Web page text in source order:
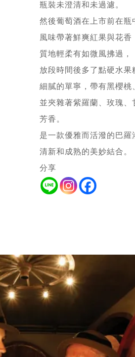
瓶裝未澄清和未過濾。
然後葡萄酒在上市前在瓶
風味帶著鮮爽紅果與花香
質地輕柔有如微風拂過，
放段時間後多了點硬水果
細膩的單寧，帶有黑櫻桃
並夾雜著紫羅蘭、玫瑰
芳香。
是一款優雅而活潑的巴羅
清新和成熟的美妙結合。
分享